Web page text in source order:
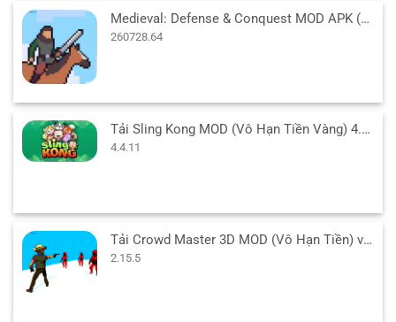
Medieval: Defense & Conquest MOD APK (Vô Hạn Tiền) 260728.64
260728.64
Tải Sling Kong MOD (Vô Hạn Tiền Vàng) 4.4.11 APK cho Android
4.4.11
Tải Crowd Master 3D MOD (Vô Hạn Tiền) v2.15.5 APK
2.15.5